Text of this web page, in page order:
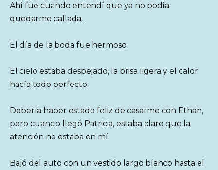
Ahí fue cuando entendí que ya no podía
quedarme callada.
El día de la boda fue hermoso.
El cielo estaba despejado, la brisa ligera y el calor
hacía todo perfecto.
Debería haber estado feliz de casarme con Ethan,
pero cuando llegó Patricia, estaba claro que la
atención no estaba en mí.
Bajó del auto con un vestido largo blanco hasta el